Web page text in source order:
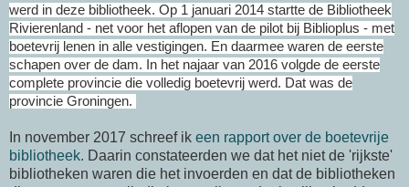
werd in deze bibliotheek. Op 1 januari 2014 startte de Bibliotheek
Rivierenland - net voor het aflopen van de pilot bij Biblioplus - met
boetevrij lenen in alle vestigingen. En daarmee waren de eerste
schapen over de dam.
In het najaar van 2016 volgde de eerste
complete provincie die volledig boetevrij werd. Dat was de
provincie Groningen.
In november 2017 schreef ik een rapport over de boetevrije
bibliotheek. Daarin constateerden we dat het niet de 'rijkste'
bibliotheken waren die het invoerden en dat de bibliotheken